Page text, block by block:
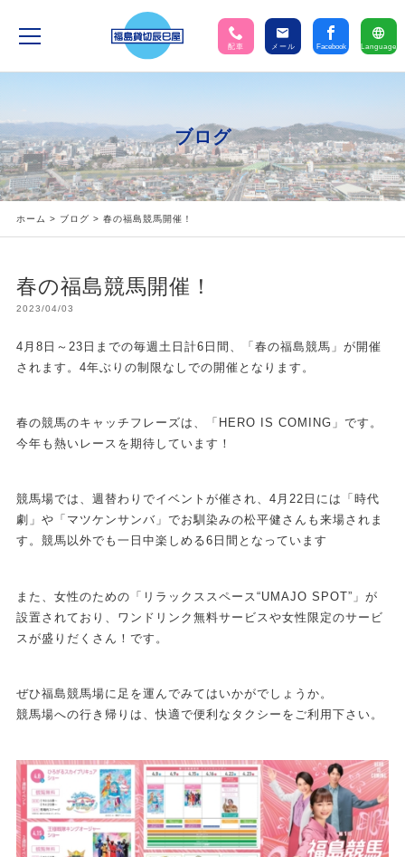
配車 メール Facebook Language
ブログ
ホーム > ブログ > 春の福島競馬開催！
春の福島競馬開催！
2023/04/03
4月8日～23日までの毎週土日計6日間、「春の福島競馬」が開催
されます。4年ぶりの制限なしでの開催となります。
春の競馬のキャッチフレーズは、「HERO IS COMING」です。
今年も熱いレースを期待しています！
競馬場では、週替わりでイベントが催され、4月22日には「時代
劇」や「マツケンサンバ」でお馴染みの松平健さんも来場されま
す。競馬以外でも一日中楽しめる6日間となっています
また、女性のための「リラックススペース“UMAJO SPOT”」が
設置されており、ワンドリンク無料サービスや女性限定のサービ
スが盛りだくさん！です。
ぜひ福島競馬場に足を運んでみてはいかがでしょうか。
競馬場への行き帰りは、快適で便利なタクシーをご利用下さい。